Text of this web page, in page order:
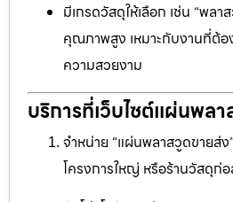
มีเกรดวัสดุให้เลือก เช่น “พลา
คุณภาพสูง เหมาะกับงานที่ต้อ
ความสวยงาม
บริการที่เว็บไซต์แผ่นพล
จำหน่าย “แผ่นพลาสวูดขายส่ง
โครงการใหญ่ หรือร้านวัสดุก่อ